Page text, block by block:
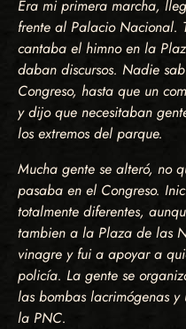
Era mi primera marcha,
frente al Palacio Nacional.
cantaba el himno en la
daban discursos. Nadie
Congreso, hasta que un
y dijo que necesitaban
los extremos del parque.
Mucha gente se alteró, no
pasaba en el Congreso.
totalmente diferentes,
tambien a la Plaza de las
vinagre y fui a apoyar a
policía. La gente se
las bombas lacrimógenas
la PNC.